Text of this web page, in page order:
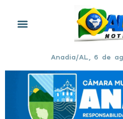
Anadia/AL, 6 de